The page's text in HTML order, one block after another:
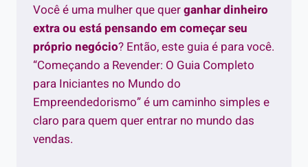
Você é uma mulher que querganhar dinheiro
extra ou está pensando em começar seu
próprio negócio? Então, este guia é para você.
“Começando a Revender: O Guia Completo
para Iniciantes no Mundo do
Empreendedorismo” é um caminho simples e
claro para quem quer entrar no mundo das
vendas.